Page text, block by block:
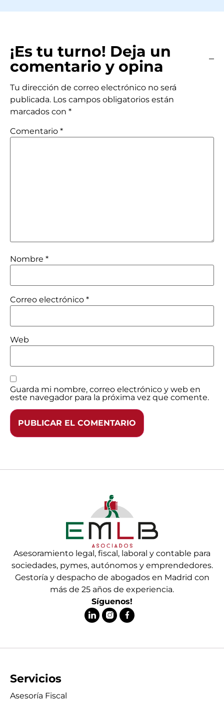
¡Es tu turno! Deja un
comentario y opina
Tu dirección de correo electrónico no será
publicada. Los campos obligatorios están
marcados con *
Comentario *
Nombre *
Correo electrónico *
Web
Guarda mi nombre, correo electrónico y web en
este navegador para la próxima vez que comente.
Asesoramiento legal, fiscal, laboral y contable para
sociedades, pymes, autónomos y emprendedores.
Gestoría y despacho de abogados en Madrid con
más de 25 años de experiencia.
Síguenos!
Servicios
Asesoría Fiscal